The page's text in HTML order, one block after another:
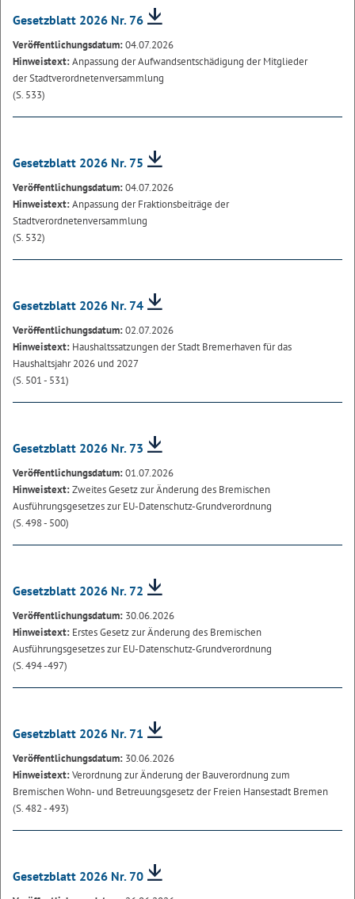
Gesetzblatt 2026 Nr. 76
Veröffentlichungsdatum:04.07.2026
Hinweistext:Anpassung der Aufwandsentschädigung der Mitglieder
der Stadtverordnetenversammlung
(S. 533)
Gesetzblatt 2026 Nr. 75
Veröffentlichungsdatum:04.07.2026
Hinweistext:Anpassung der Fraktionsbeiträge der
Stadtverordnetenversammlung
(S. 532)
Gesetzblatt 2026 Nr. 74
Veröffentlichungsdatum:02.07.2026
Hinweistext: Haushaltssatzungen der Stadt Bremerhaven für das
Haushaltsjahr 2026 und 2027
(S. 501 - 531)
Gesetzblatt 2026 Nr. 73
Veröffentlichungsdatum:01.07.2026
Hinweistext:Zweites Gesetz zur Änderung des Bremischen
Ausführungsgesetzes zur EU-Datenschutz-Grundverordnung
(S. 498 - 500)
Gesetzblatt 2026 Nr. 72
Veröffentlichungsdatum: 30.06.2026
Hinweistext: Erstes Gesetz zur Änderung des Bremischen
Ausführungsgesetzes zur EU-Datenschutz-Grundverordnung
(S. 494 -497)
Gesetzblatt 2026 Nr. 71
Veröffentlichungsdatum: 30.06.2026
Hinweistext:Verordnung zur Änderung der Bauverordnung zum
Bremischen Wohn- und Betreuungsgesetz der Freien Hansestadt Bremen
(S. 482 - 493)
Gesetzblatt 2026 Nr. 70